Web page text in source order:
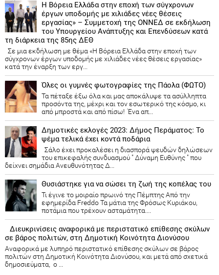
Η Βόρεια Ελλάδα στην εποχή των σύγχρονων
έργων υποδομής με χιλιάδες νέες θέσεις
εργασίας» – Συμμετοχή της ΟΝΝΕΔ σε εκδήλωση
του Υπουργείου Ανάπτυξης και Επενδύσεων κατά
τη διάρκεια της 85ης ΔΕΘ
Σε μια εκδήλωση με θέμα «Η Βόρεια Ελλάδα στην εποχή των
σύγχρονων έργων υποδομής με χιλιάδες νέες θέσεις εργασίας»
κατά την έναρξη των εργ...
Όλες οι γυμνές φωτογραφίες της Πάολα (ΦΩΤΟ)
Τα πέταξε έξω όλα και μας αποκάλυψε τα ασύλληπτα
προσόντα της, μέχρι και τον εσωτερικό της κόσμο, κι
από μπροστά και από πίσω! Ένα απ...
Δημοτικές εκλογές 2023: Δήμος Περάματος: Το
ψέμα τελικά έχει κοντά ποδάρια
Σάλο έχει προκαλέσει η διασπορά ψευδών δηλώσεων
του επικεφαλής συνδυασμού " Δύναμη Ευθύνης " που
δείχνει σημάδια Ανευθυνότητας Δ...
Θυσιάστηκε για να σώσει τη ζωή της κοπέλας του
Τι έγινε το μοιραίο πρωινό της Πέμπτης Από την
εφημερίδα Freddo Τα μάτια της Φρόσως Κυριάκου,
ποτάμια που τρέχουν ασταμάτητα....
Διευκρινίσεις αναφορικά με περιστατικό επίθεσης σκύλων
σε βάρος πολιτών, στη Δημοτική Κοινότητα Διονύσου
Αναφορικά με λυπηρό περιστατικό επίθεσης σκύλων σε βάρος
πολιτών στη Δημοτική Κοινότητα Διονύσου, και μετά από σχετικά
δημοσιεύματα, ο ...